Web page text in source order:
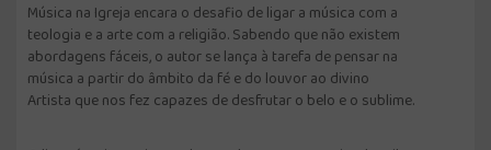
Música na Igreja encara o desafio de ligar a música com a
teologia e a arte com a religião. Sabendo que não existem
abordagens fáceis, o autor se lança à tarefa de pensar na
música a partir do âmbito da fé e do louvor ao divino
Artista que nos fez capazes de desfrutar o belo e o sublime.